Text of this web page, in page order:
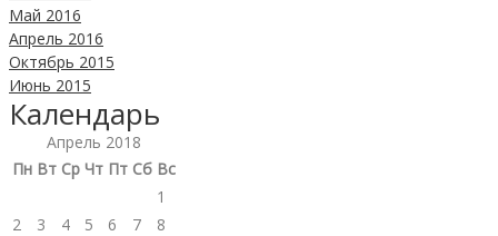
Май 2016
Апрель 2016
Октябрь 2015
Июнь 2015
Календарь
Апрель 2018
Пн Вт Ср Чт Пт Сб Вс
1
2
3 4 5 6 7
8